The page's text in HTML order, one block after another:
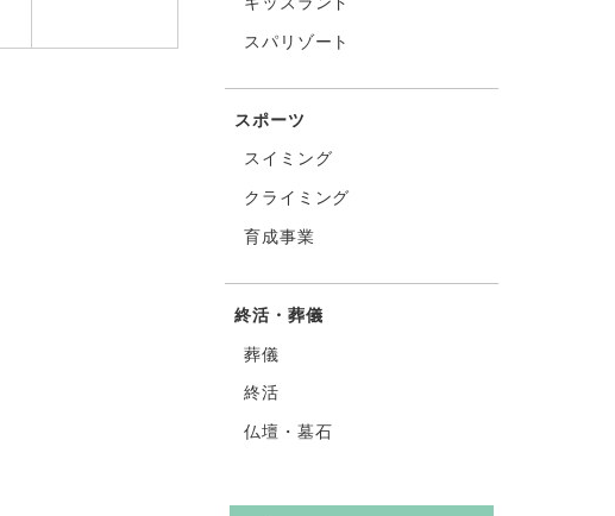
スパリゾート
スポーツ
スイミング
クライミング
育成事業
終活・葬儀
葬儀
終活
仏壇・墓石